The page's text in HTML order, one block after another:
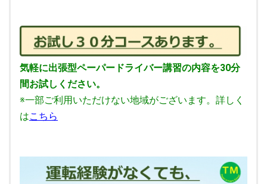
気軽に出張型ペーパードライバー講習の内容を30分
間お試しください。
※一部ご利用いただけない地域がございます。詳しく
はこちら